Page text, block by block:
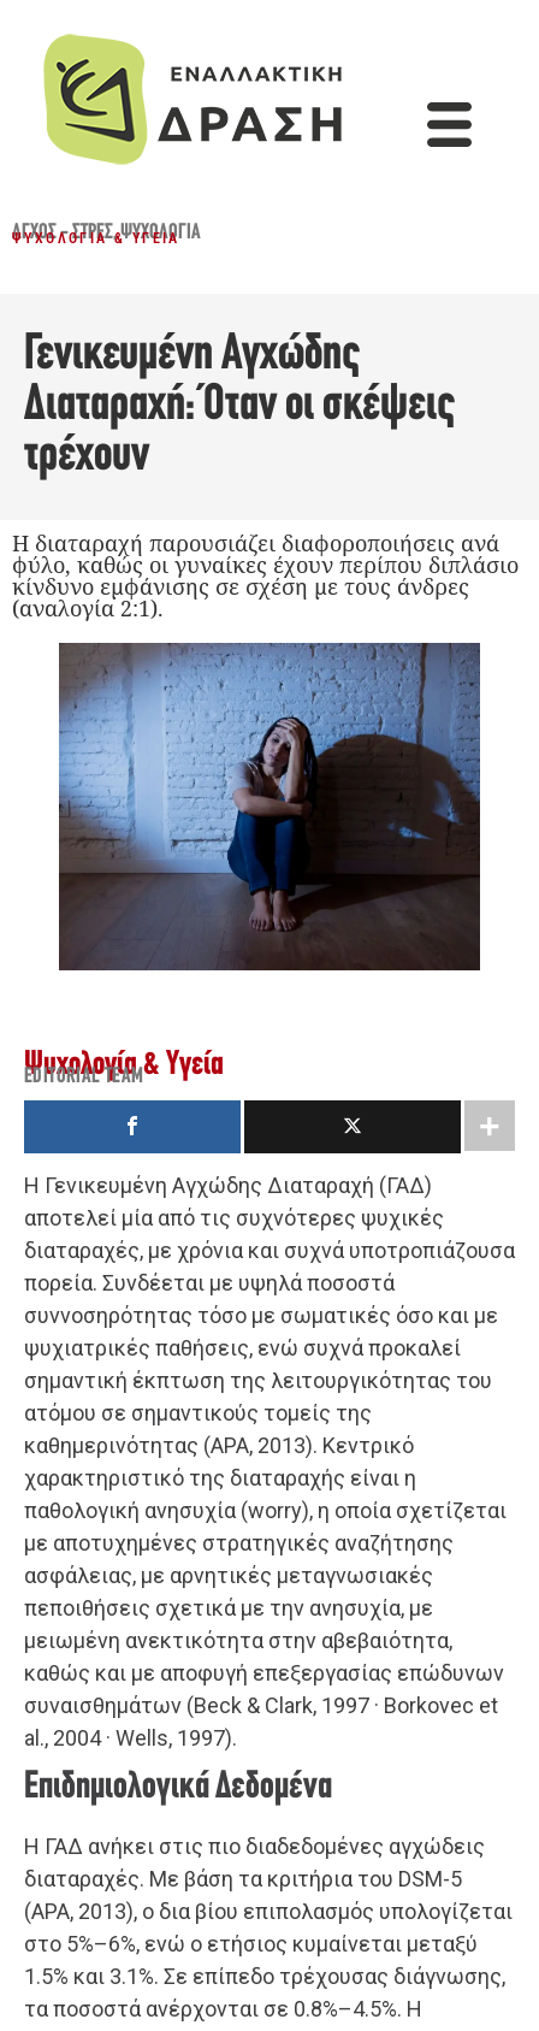
ΆΓΧΟΣ - ΣΤΡΕΣ,ΨΥΧΟΛΟΓΊΑ
ΨΥΧΟΛΟΓΊΑ & ΥΓΕΊΑ
Γενικευμένη Αγχώδης
Διαταραχή: Όταν οι σκέψεις
τρέχουν
Η διαταραχή παρουσιάζει διαφοροποιήσεις ανά
φύλο, καθώς οι γυναίκες έχουν περίπου διπλάσιο
κίνδυνο εμφάνισης σε σχέση με τους άνδρες
(αναλογία 2:1).
Ψυχολογία & Υγεία
EDITORIAL TEAM
Η Γενικευμένη Αγχώδης Διαταραχή (ΓΑΔ)
αποτελεί μία από τις συχνότερες ψυχικές
διαταραχές, με χρόνια και συχνά υποτροπιάζουσα
πορεία. Συνδέεται με υψηλά ποσοστά
συννοσηρότητας τόσο με σωματικές όσο και με
ψυχιατρικές παθήσεις, ενώ συχνά προκαλεί
σημαντική έκπτωση της λειτουργικότητας του
ατόμου σε σημαντικούς τομείς της
καθημερινότητας (APA, 2013). Κεντρικό
χαρακτηριστικό της διαταραχής είναι η
παθολογική ανησυχία (worry), η οποία σχετίζεται
με αποτυχημένες στρατηγικές αναζήτησης
ασφάλειας, με αρνητικές μεταγνωσιακές
πεποιθήσεις σχετικά με την ανησυχία, με
μειωμένη ανεκτικότητα στην αβεβαιότητα,
καθώς και με αποφυγή επεξεργασίας επώδυνων
συναισθημάτων (Beck & Clark, 1997 · Borkovec et
al., 2004 · Wells, 1997).
Επιδημιολογικά Δεδομένα
Η ΓΑΔ ανήκει στις πιο διαδεδομένες αγχώδεις
διαταραχές. Με βάση τα κριτήρια του DSM-5
(APA, 2013), ο δια βίου επιπολασμός υπολογίζεται
στο 5%–6%, ενώ ο ετήσιος κυμαίνεται μεταξύ
1.5% και 3.1%. Σε επίπεδο τρέχουσας διάγνωσης,
τα ποσοστά ανέρχονται σε 0.8%–4.5%. Η